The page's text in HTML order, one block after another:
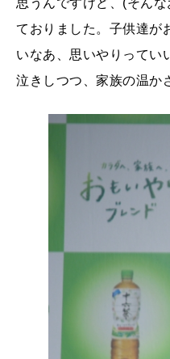
思うんですけど、(そん
ておりました。子供達が
いなあ、思いやりってい
泣きしつつ、家族の温か